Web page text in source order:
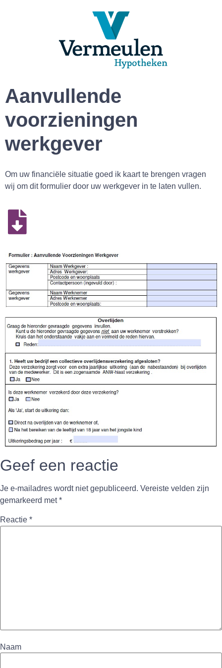
Aanvullende
voorzieningen
werkgever
Om uw financiële situatie goed ik kaart te brengen vragen
wij om dit formulier door uw werkgever in te laten vullen.
Geef een reactie
Je e-mailadres wordt niet gepubliceerd. Vereiste velden zijn
gemarkeerd met*
Reactie *
Naam